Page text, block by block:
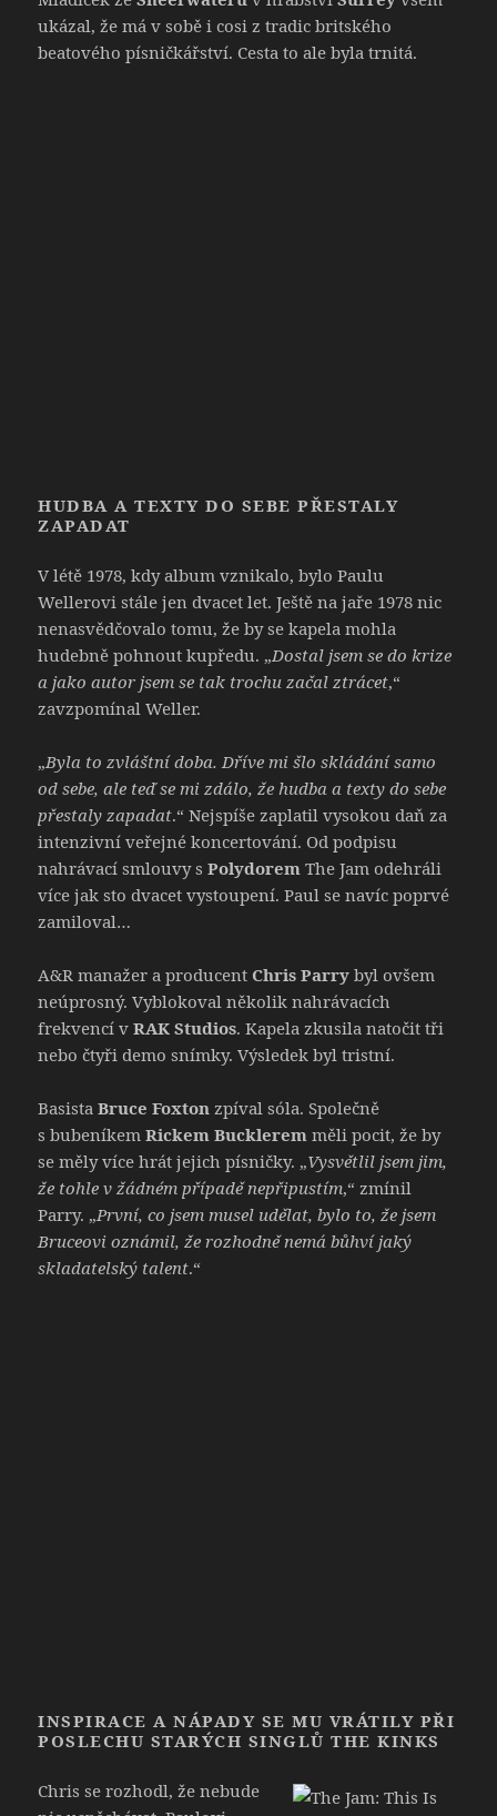
ukázal, že má v sobě i cosi z tradic britského
beatového písničkářství. Cesta to ale byla trnitá.
HUDBA A TEXTY DO SEBE PŘESTALY
ZAPADAT
V létě 1978, kdy album vznikalo, bylo Paulu
Wellerovi stále jen dvacet let. Ještě na jaře 1978 nic
nenasvědčovalo tomu, že by se kapela mohla
hudebně pohnout kupředu. „Dostal jsem se do krize
a jako autor jsem se tak trochu začal ztrácet,“
zavzpomínal Weller.
„Byla to zvláštní doba. Dříve mi šlo skládání samo
od sebe, ale teď se mi zdálo, že hudba a texty do sebe
přestaly zapadat.“ Nejspíše zaplatil vysokou daň za
intenzivní veřejné koncertování. Od podpisu
nahrávací smlouvy sPolydorem The Jam odehráli
více jak sto dvacet vystoupení. Paul se navíc poprvé
zamiloval…
A&R manažer a producent Chris Parry byl ovšem
neúprosný. Vyblokoval několik nahrávacích
frekvencí vRAK Studios. Kapela zkusila natočit tři
nebo čtyři demo snímky. Výsledek byl tristní.
BasistaBruce Foxton zpíval sóla. Společně
s bubeníkemRickem Bucklerem měli pocit, že by
se měly více hrát jejich písničky. „Vysvětlil jsem jim,
že tohle v žádném případě nepřipustím,“ zmínil
Parry. „První, co jsem musel udělat, bylo to, že jsem
Bruceovi oznámil, že rozhodně nemá bůhví jaký
skladatelský talent.“
INSPIRACE A NÁPADY SE MU VRÁTILY PŘI
POSLECHU STARÝCH SINGLŮ THE KINKS
Chris se rozhodl, že nebude